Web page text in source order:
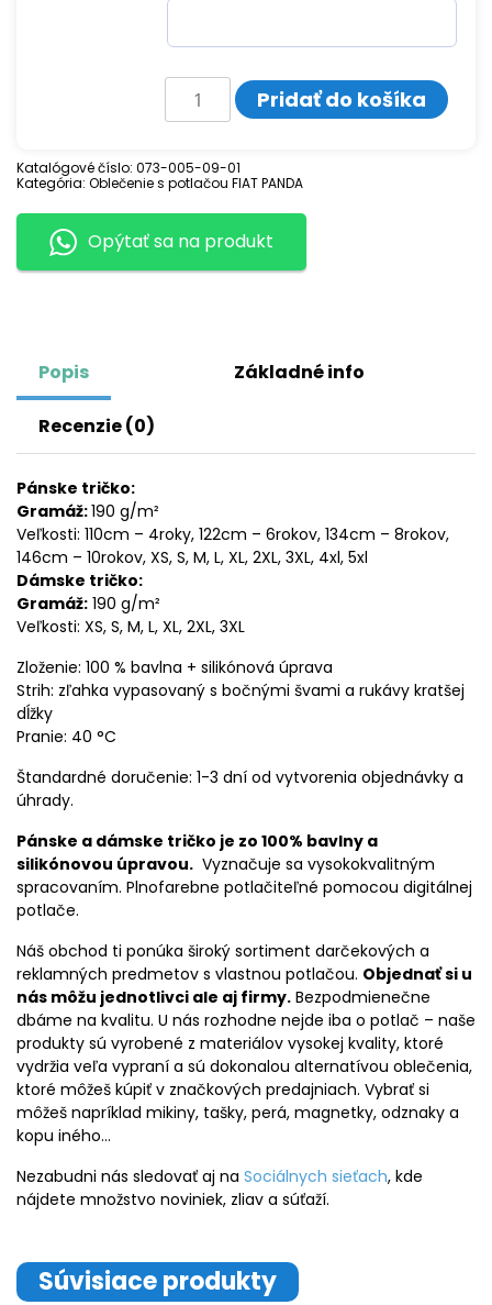
množstvo
Tričko
s
FIAT
PANDA
-
MY
Pridať do košíka
Katalógové číslo: 073-005-09-01
Kategória: Oblečenie s potlačou FIAT PANDA
Opýtať sa na produkt
Popis Základné info
Recenzie (0)
Pánske tričko:
Gramáž:190 g/m²
Veľkosti: 110cm – 4roky, 122cm – 6rokov, 134cm – 8rokov,
146cm – 10rokov, XS, S, M, L, XL, 2XL, 3XL, 4xl, 5xl
Dámske tričko:
Gramáž: 190 g/m²
Veľkosti: XS, S, M, L, XL, 2XL, 3XL
Zloženie: 100 % bavlna + silikónová úprava
Strih: zľahka vypasovaný s bočnými švami a rukávy kratšej
dĺžky
Pranie: 40 °C
Štandardné doručenie: 1-3 dní od vytvorenia objednávky a
úhrady.
Pánske a dámske tričko je zo 100% bavlny a
silikónovou úpravou. Vyznačuje sa vysokokvalitným
spracovaním. Plnofarebne potlačiteľné pomocou digitálnej
potlače.
Náš obchod ti ponúka široký sortiment darčekových a
reklamných predmetov s vlastnou potlačou. Objednať si u
nás môžu jednotlivci ale aj firmy. Bezpodmienečne
dbáme na kvalitu. U nás rozhodne nejde iba o potlač – naše
produkty sú vyrobené z materiálov vysokej kvality, ktoré
vydržia veľa vypraní a sú dokonalou alternatívou oblečenia,
ktoré môžeš kúpiť v značkových predajniach. Vybrať si
môžeš napríklad mikiny, tašky, perá, magnetky, odznaky a
kopu iného…
Nezabudni nás sledovať aj na Sociálnych sieťach, kde
nájdete množstvo noviniek, zliav a súťaží.
Súvisiace produkty